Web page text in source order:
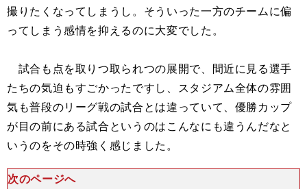
撮りたくなってしまうし。そういった一方のチームに偏
ってしまう感情を抑えるのに大変でした。
試合も点を取りつ取られつの展開で、間近に見る選手
たちの気迫もすごかったですし、スタジアム全体の雰囲
気も普段のリーグ戦の試合とは違っていて、優勝カップ
が目の前にある試合というのはこんなにも違うんだなと
いうのをその時強く感じました。
次のページへ